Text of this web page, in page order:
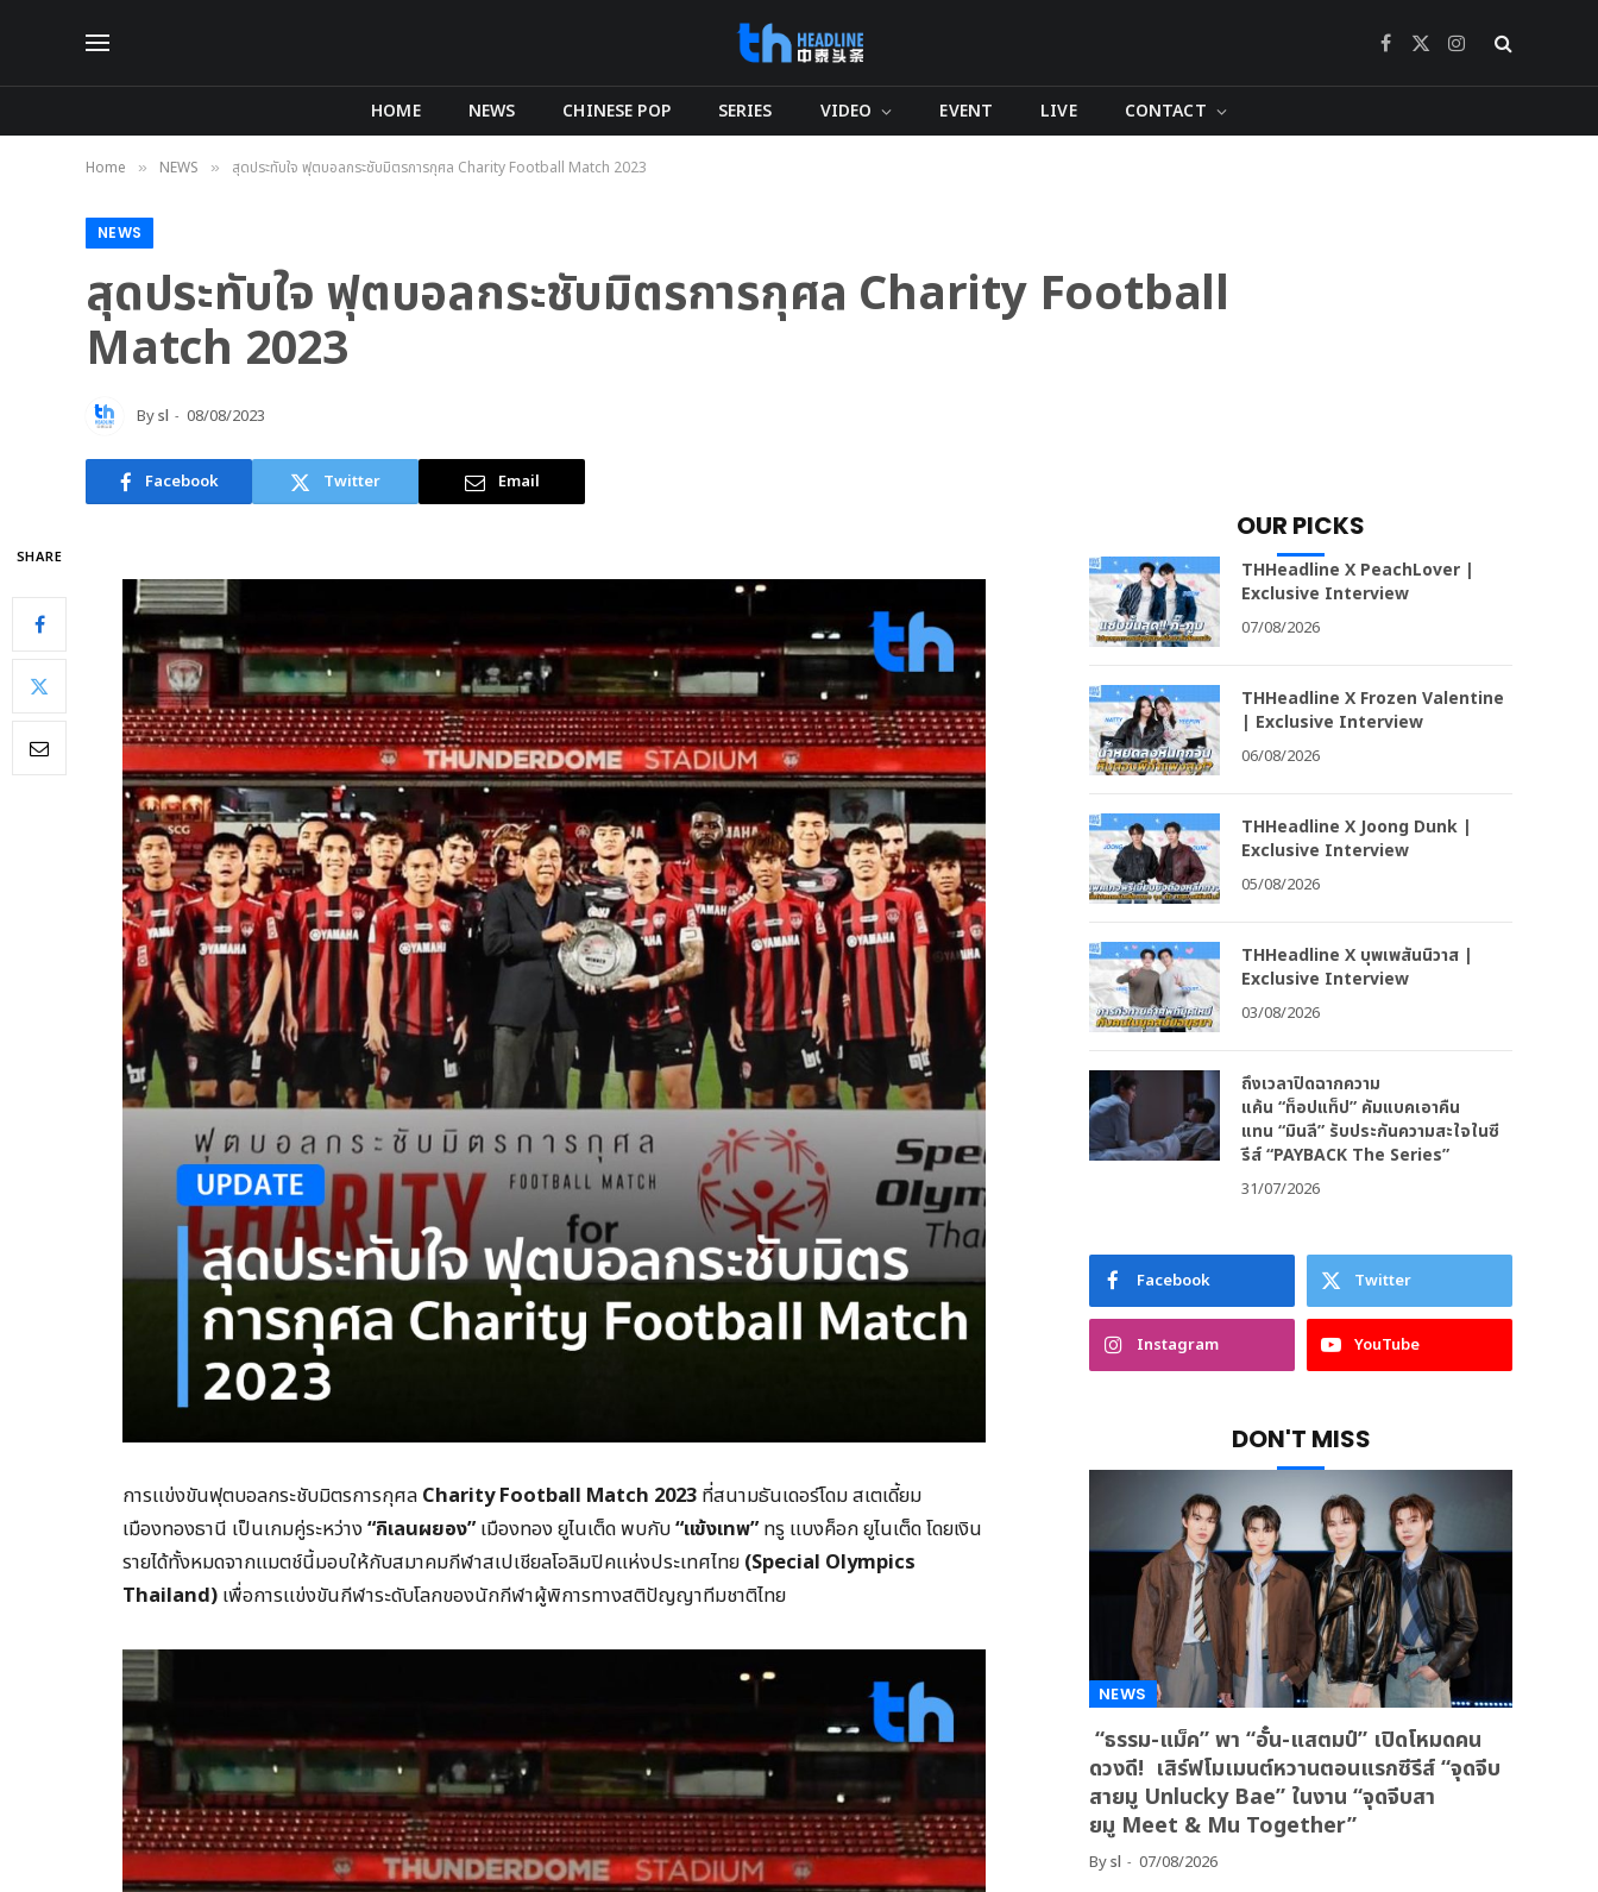
Facebook
X
Instagram
HOME NEWS CHINESE POP SERIES VIDEO EVENT LIVE CONTACT
Home » NEWS » สุดประทับใจ ฟุตบอลกระชับมิตรการกุศล Charity Football Match 2023
NEWS
สุดประทับใจ ฟุตบอลกระชับมิตรการกุศล Charity Football
Match 2023
Bysl 08/08/2023
Facebook Twitter Email
SHARE
การแข่งขันฟุตบอลกระชับมิตรการกุศล Charity Football Match 2023 ที่สนามธันเดอร์โดม สเตเดี้ยม
เมืองทองธานี เป็นเกมคู่ระหว่าง“กิเลนผยอง” เมืองทอง ยูไนเต็ด พบกับ“แข้งเทพ” ทรู แบงค็อก ยูไนเต็ด โดยเงิน
รายได้ทั้งหมดจากแมตช์นี้มอบให้กับสมาคมกีฬาสเปเชียลโอลิมปิคแห่งประเทศไทย (Special Olympics
Thailand) เพื่อการแข่งขันกีฬาระดับโลกของนักกีฬาผู้พิการทางสติปัญญาทีมชาติไทย
OUR PICKS
THHeadline X PeachLover |
Exclusive Interview
07/08/2026
THHeadline X Frozen Valentine
| Exclusive Interview
06/08/2026
THHeadline X Joong Dunk |
Exclusive Interview
05/08/2026
THHeadline X บุพเพสันนิวาส |
Exclusive Interview
03/08/2026
ถึงเวลาปิดฉากความ
แค้น “ท็อปแท็ป” คัมแบคเอาคืน
แทน “มินลี” รับประกันความสะใจในซี
รีส์ “PAYBACK The Series”
31/07/2026
Facebook Twitter
Instagram YouTube
DON'T MISS
NEWS
“ธรรม-แม็ค” พา “อั๋น-แสตมป์” เปิดโหมดคน
ดวงดี! เสิร์ฟโมเมนต์หวานตอนแรกซีรีส์ “จุดจีบ
สายมู Unlucky Bae” ในงาน “จุดจีบสา
ยมู Meet & Mu Together”
Bysl 07/08/2026